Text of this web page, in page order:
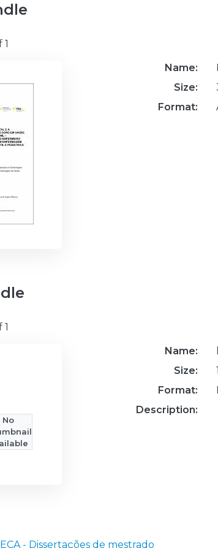
1
Name:
Size:
Format:
1
No
Name:
Size:
Format:
Description:
- Dissertações de mestrado